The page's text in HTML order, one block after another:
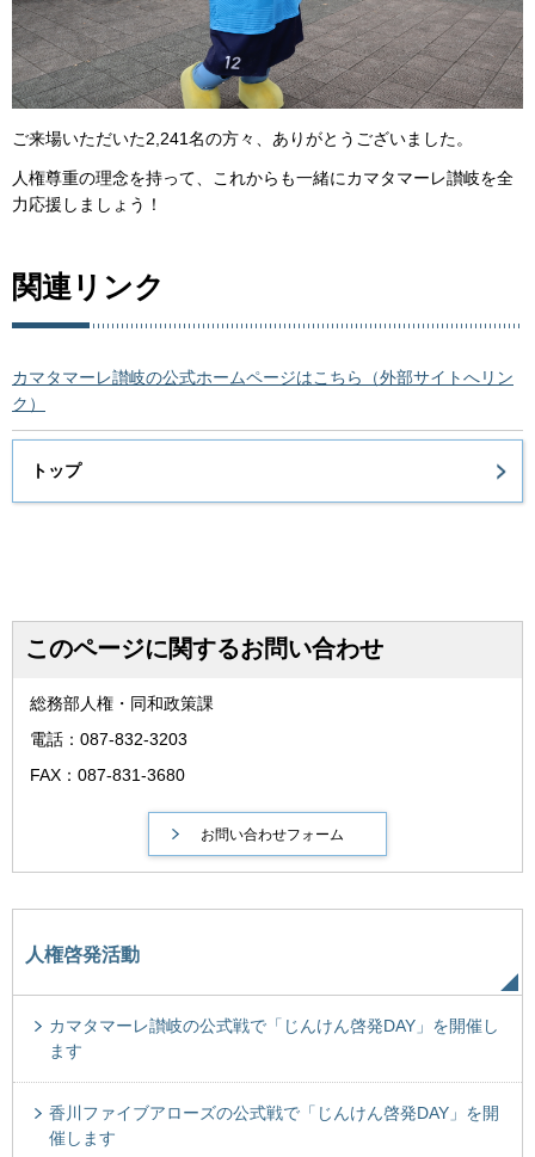
ご来場いただいた2,241名の方々、ありがとうございました。
人権尊重の理念を持って、これからも一緒にカマタマーレ讃岐を全
力応援しましょう！
関連リンク
カマタマーレ讃岐の公式ホームページはこちら（外部サイトへリン
ク）
トップ
このページに関するお問い合わせ
総務部人権・同和政策課
電話：087-832-3203
FAX：087-831-3680
人権啓発活動
カマタマーレ讃岐の公式戦で「じんけん啓発DAY」を開催し
ます
香川ファイブアローズの公式戦で「じんけん啓発DAY」を開
催します